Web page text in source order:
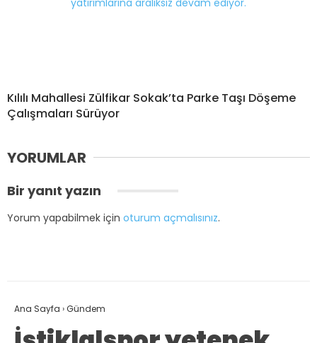
Kılılı Mahallesi Zülfikar Sokak’ta Parke Taşı Döşeme
Çalışmaları Sürüyor
YORUMLAR
Bir yanıt yazın
Yorum yapabilmek için oturum açmalısınız.
Ana Sayfa ›Gündem